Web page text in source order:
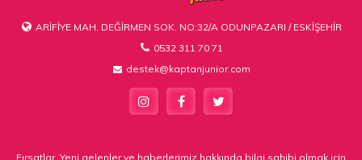
ARİFİYE MAH. DEĞİRMEN SOK. NO:32/A ODUNPAZARI / ESKİŞEHİR
0532 311 70 71
destek@kaptanjunior.com
Fırsatlar, Yeni gelenler ve haberlerimiz hakkında bilgi sahibi olmak için